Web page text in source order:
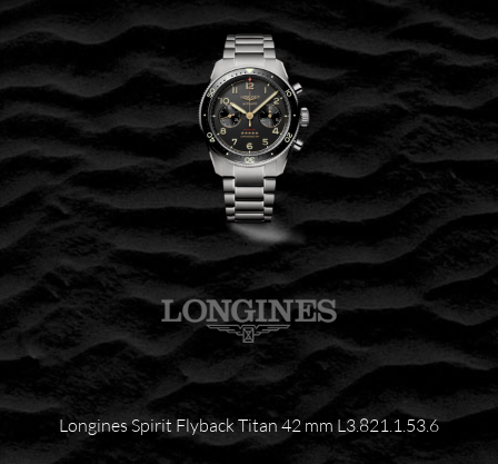
Longines Spirit Flyback Titan 42 mm L3.821.1.53.6